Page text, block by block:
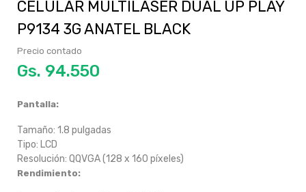
CELULAR MULTILASER DUAL UP PLAY
P9134 3G ANATEL BLACK
Precio contado
Gs.
Pantalla:
Tamaño: 1.8 pulgadas
Tipo: LCD
Resolución: QQVGA (128 x 160 píxeles)
Rendimiento: